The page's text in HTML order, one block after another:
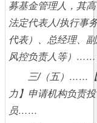
募基金管理人，其
法定代表人/执行事
代表）、总经理、
风控负责人等）……
三/（五）……
力】申请机构负责
员……